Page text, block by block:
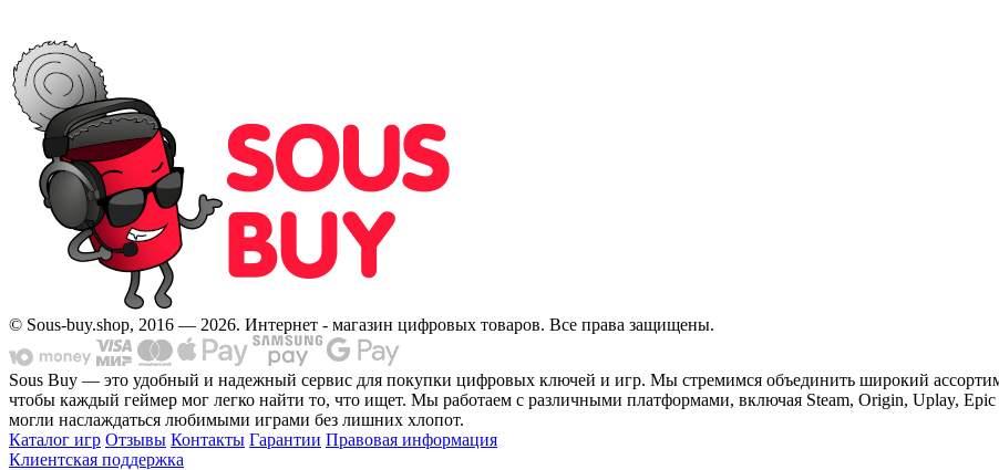
© Sous-buy.shop, 2016 — 2026. Интернет - магазин цифровых товаров. Все права защищены.
Sous Buy — это удобный и надежный сервис для покупки цифровых ключей и игр. Мы стремимся объединить широкий
чтобы каждый геймер мог легко найти то, что ищет. Мы работаем с различными платформами, включая Steam, Origin, Uplay,
могли наслаждаться любимыми играми без лишних хлопот.
Каталог игр Отзывы Контакты Гарантии Правовая информация
Клиентская поддержка